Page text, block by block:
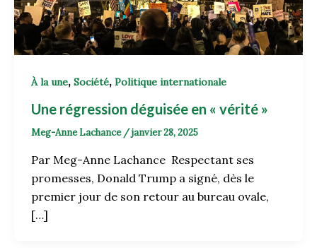
À la une, Société, Politique internationale
Une régression déguisée en « vérité »
Meg-Anne Lachance /janvier 28, 2025
Par Meg-Anne Lachance Respectant ses
promesses, Donald Trump a signé, dès le
premier jour de son retour au bureau ovale,
[…]